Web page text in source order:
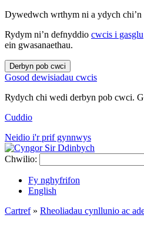
Dywedwch wrthym ni a ydych chi’n
Rydym ni’n defnyddio cwcis i gasglu
ein gwasanaethau.
Derbyn pob cwci
Gosod dewisiadau cwcis
Rydych chi wedi derbyn pob cwci.
Cuddio
Neidio i'r prif gynnwys
Chwilio:
Fy nghyfrifon
English
Cartref» Rheoliadau cynllunio ac